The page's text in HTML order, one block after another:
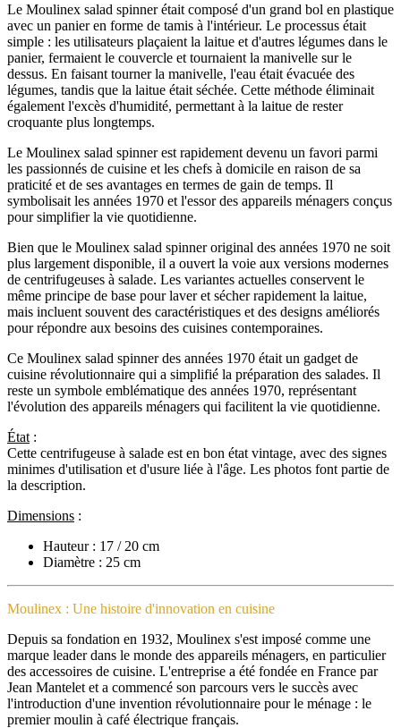
Le Moulinex salad spinner était composé d'un grand bol en plastique
avec un panier en forme de tamis à l'intérieur. Le processus était
simple : les utilisateurs plaçaient la laitue et d'autres légumes dans le
panier, fermaient le couvercle et tournaient la manivelle sur le
dessus. En faisant tourner la manivelle, l'eau était évacuée des
légumes, tandis que la laitue était séchée. Cette méthode éliminait
également l'excès d'humidité, permettant à la laitue de rester
croquante plus longtemps.
Le Moulinex salad spinner est rapidement devenu un favori parmi
les passionnés de cuisine et les chefs à domicile en raison de sa
praticité et de ses avantages en termes de gain de temps. Il
symbolisait les années 1970 et l'essor des appareils ménagers conçus
pour simplifier la vie quotidienne.
Bien que le Moulinex salad spinner original des années 1970 ne soit
plus largement disponible, il a ouvert la voie aux versions modernes
de centrifugeuses à salade. Les variantes actuelles conservent le
même principe de base pour laver et sécher rapidement la laitue,
mais incluent souvent des caractéristiques et des designs améliorés
pour répondre aux besoins des cuisines contemporaines.
Ce Moulinex salad spinner des années 1970 était un gadget de
cuisine révolutionnaire qui a simplifié la préparation des salades. Il
reste un symbole emblématique des années 1970, représentant
l'évolution des appareils ménagers qui facilitent la vie quotidienne.
État :
Cette centrifugeuse à salade est en bon état vintage, avec des signes
minimes d'utilisation et d'usure liée à l'âge. Les photos font partie de
la description.
Dimensions :
Hauteur : 17 / 20 cm
Diamètre : 25 cm
Moulinex : Une histoire d'innovation en cuisine
Depuis sa fondation en 1932, Moulinex s'est imposé comme une
marque leader dans le monde des appareils ménagers, en particulier
des accessoires de cuisine. L'entreprise a été fondée en France par
Jean Mantelet et a commencé son parcours vers le succès avec
l'introduction d'une invention révolutionnaire pour le ménage : le
premier moulin à café électrique français.